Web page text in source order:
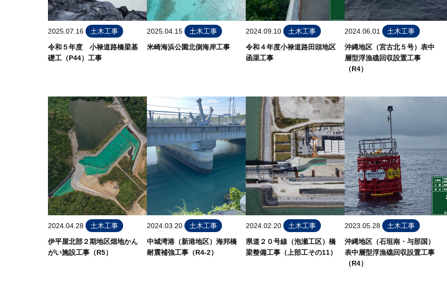
2025.07.16
土木工事
令和５年度 小禄道路橋梁基
礎工（P44）工事
2025.04.15
土木工事
米崎海浜公園北側海岸工事
2024.09.10
土木工事
令和４年度小禄道路田頭地区
函渠工事
2024.06.01
土木工事
沖縄地区（宮古北５号）表中
層型浮漁礁回収設置工事
（R4）
2024.04.28
土木工事
伊平屋北部２期地区畑地かん
がい施設工事（R5）
2024.03.20
土木工事
中城湾港（新港地区）海邦橋
耐震補強工事（R4-2）
2024.02.20
土木工事
県道２０号線（泡瀬工区）橋
梁整備工事（上部工その11）
2023.05.28
土木工事
沖縄地区（石垣南・与那国）
表中層型浮漁礁回収設置工事
（R4）